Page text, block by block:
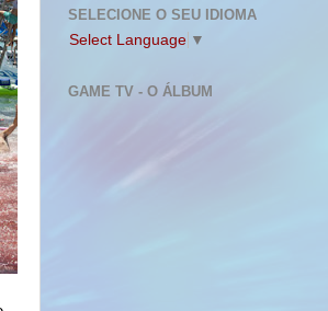
SELECIONE O SEU IDIOMA
Select Language ▼
GAME TV - O ÁLBUM